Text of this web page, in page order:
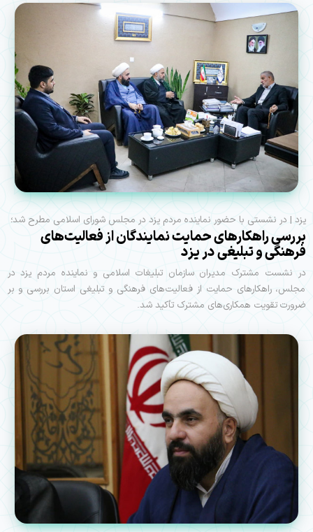
یزد | در نشستی با حضور نماینده مردم یزد در مجلس شورای اسلامی مطرح شد؛
بررسی راهکارهای حمایت نمایندگان از فعالیت‌های
فرهنگی و تبلیغی در یزد
در نشست مشترک مدیران سازمان تبلیغات اسلامی و نماینده مردم یزد در
مجلس، راهکارهای حمایت از فعالیت‌های فرهنگی و تبلیغی استان بررسی و بر
ضرورت تقویت همکاری‌های مشترک تأکید شد.